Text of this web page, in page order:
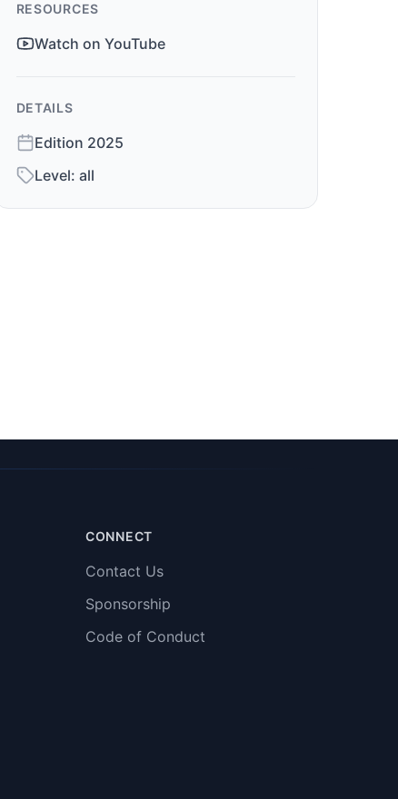
RESOURCES
Watch on YouTube
DETAILS
Edition 2025
Level: all
CONNECT
Contact Us
Sponsorship
Code of Conduct